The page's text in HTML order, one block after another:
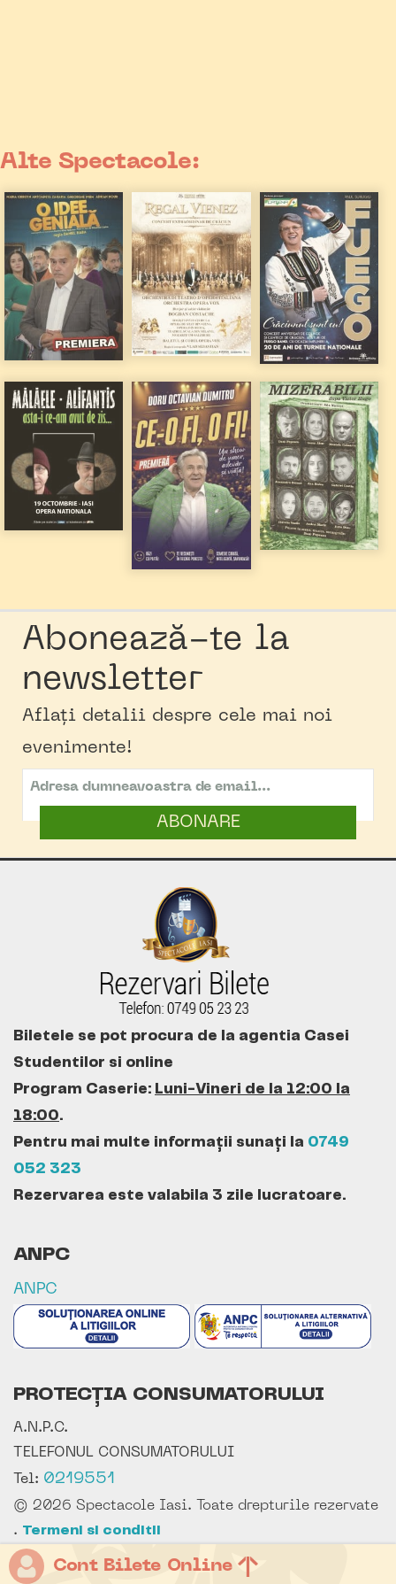
Cont Bilete Online
Alte Spectacole:
Abonează-te la
newsletter
Aflați detalii despre cele mai noi
evenimente!
ABONARE
Biletele se pot procura de la agentia Casei
Studentilor si online
Program Caserie: Luni-Vineri de la 12:00 la
18:00.
Pentru mai multe informații sunați la 0749
052 323
Rezervarea este valabila 3 zile lucratoare.
ANPC
ANPC
PROTECȚIA CONSUMATORULUI
A.N.P.C.
TELEFONUL CONSUMATORULUI
Tel: 0219551
© 2026 Spectacole Iasi. Toate drepturile rezervate
. Termeni si conditii